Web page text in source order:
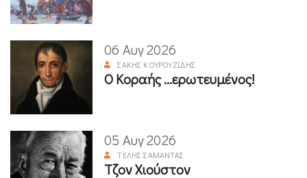
06 Αυγ 2026
ΣΆΚΗΣ ΚΟΥΡΟΥΖΊΔΗΣ
Ο Κοραής ...ερωτευμένος!
05 Αυγ 2026
ΤΈΛΗΣ ΣΑΜΑΝΤΆΣ
Τζον Χιούστον